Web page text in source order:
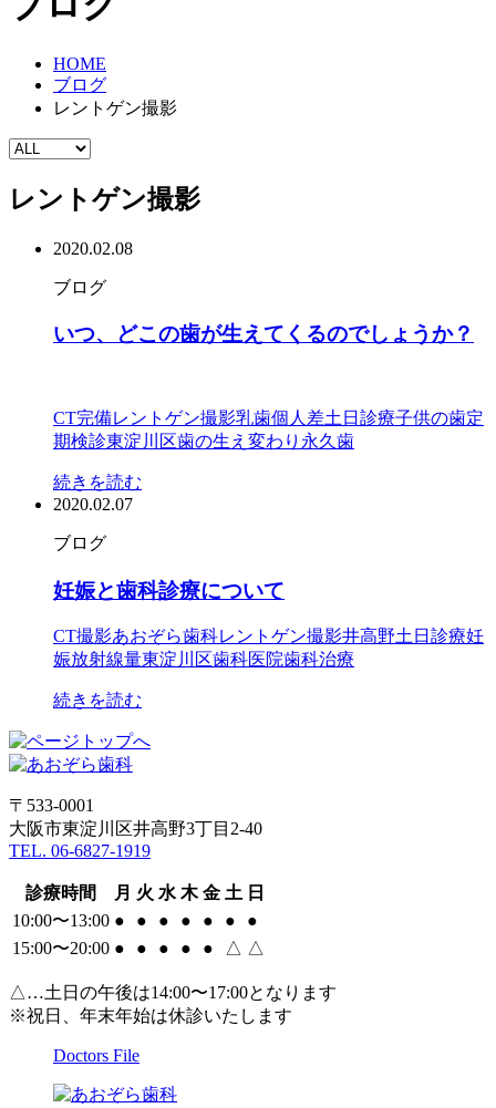
HOME
ブログ
レントゲン撮影
レントゲン撮影
2020.02.08
ブログ
いつ、どこの歯が生えてくるのでしょうか？
CT完備レントゲン撮影乳歯個人差土日診療子供の歯定
期検診東淀川区歯の生え変わり 永久歯
続きを読む
2020.02.07
ブログ
妊娠と歯科診療について
CT撮影あおぞら歯科レントゲン撮影井高野土日診療妊
娠放射線量東淀川区歯科医院歯科治療
続きを読む
〒533-0001
大阪市東淀川区井高野3丁目2-40
TEL. 06-6827-1919
診療時間 月 火 水 木 金 土 日
10:00〜13:00 ● ● ● ● ● ●
●
15:00〜20:00 ● ● ● ● ● △ △
△…土日の午後は14:00〜17:00となります
※祝日、年末年始は休診いたします
Doctors File